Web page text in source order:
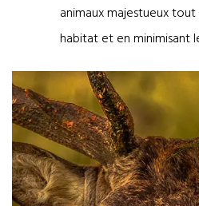
animaux majestueux
habitat et en minimisant